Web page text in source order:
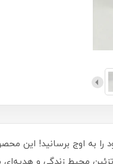
کد 2022/27، خلاقیت خود را به